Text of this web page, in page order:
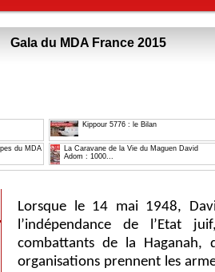
Gala du MDA France 2015
Kippour 5776 : le Bilan
du MDA
La Caravane de la Vie du Maguen David
Adom : 1000...
Lorsque le 14 mai 1948,
l’indépendance de l’Etat
combattants de la Haganah,
organisations prennent les